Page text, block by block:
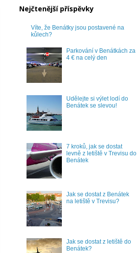
Nejčtenější příspěvky
Víte, že Benátky jsou postavené na
kůlech?
Parkování v Benátkách za
4 € na celý den
Udělejte si výlet lodí do
Benátek se slevou!
7 kroků, jak se dostat
levně z letiště v Trevisu do
Benátek
Jak se dostat z Benátek
na letiště v Trevisu?
Jak se dostat z letiště do
Benátek?